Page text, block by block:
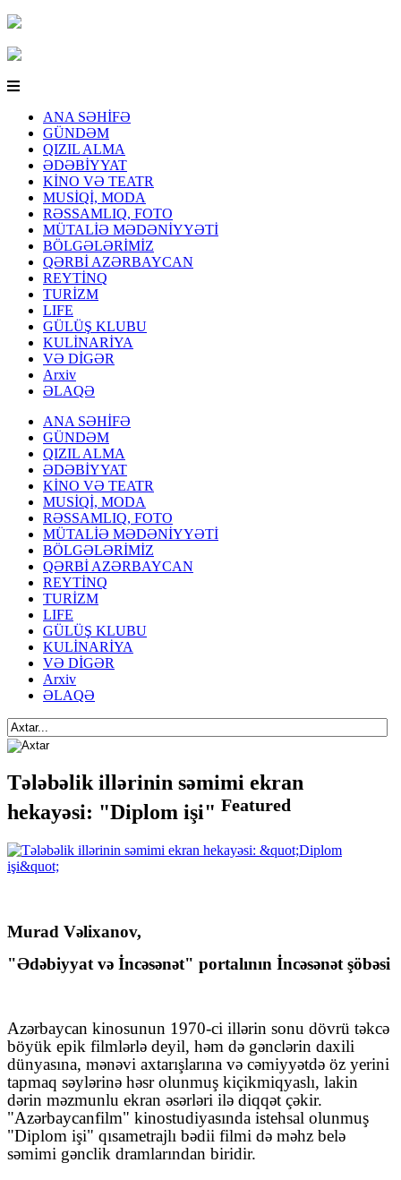
ANA SƏHİFƏ
GÜNDƏM
QIZIL ALMA
ƏDƏBİYYAT
KİNO VƏ TEATR
MUSİQİ, MODA
RƏSSAMLIQ, FOTO
MÜTALİƏ MƏDƏNİYYƏTİ
BÖLGƏLƏRİMİZ
QƏRBİ AZƏRBAYCAN
REYTİNQ
TURİZM
LIFE
GÜLÜŞ KLUBU
KULİNARİYA
VƏ DİGƏR
Arxiv
ƏLAQƏ
ANA SƏHİFƏ
GÜNDƏM
QIZIL ALMA
ƏDƏBİYYAT
KİNO VƏ TEATR
MUSİQİ, MODA
RƏSSAMLIQ, FOTO
MÜTALİƏ MƏDƏNİYYƏTİ
BÖLGƏLƏRİMİZ
QƏRBİ AZƏRBAYCAN
REYTİNQ
TURİZM
LIFE
GÜLÜŞ KLUBU
KULİNARİYA
VƏ DİGƏR
Arxiv
ƏLAQƏ
Tələbəlik illərinin səmimi ekran
hekayəsi: "Diplom işi" Featured
Murad Vəlixanov,
"Ədəbiyyat və İncəsənət" portalının İncəsənət şöbəsi
Azərbaycan kinosunun 1970-ci illərin sonu dövrü təkcə
böyük epik filmlərlə deyil, həm də gənclərin daxili
dünyasına, mənəvi axtarışlarına və cəmiyyətdə öz yerini
tapmaq səylərinə həsr olunmuş kiçikmiqyaslı, lakin
dərin məzmunlu ekran əsərləri ilə diqqət çəkir.
"Azərbaycanfilm" kinostudiyasında istehsal olunmuş
"Diplom işi" qısametrajlı bədii filmi də məhz belə
səmimi gənclik dramlarından biridir.